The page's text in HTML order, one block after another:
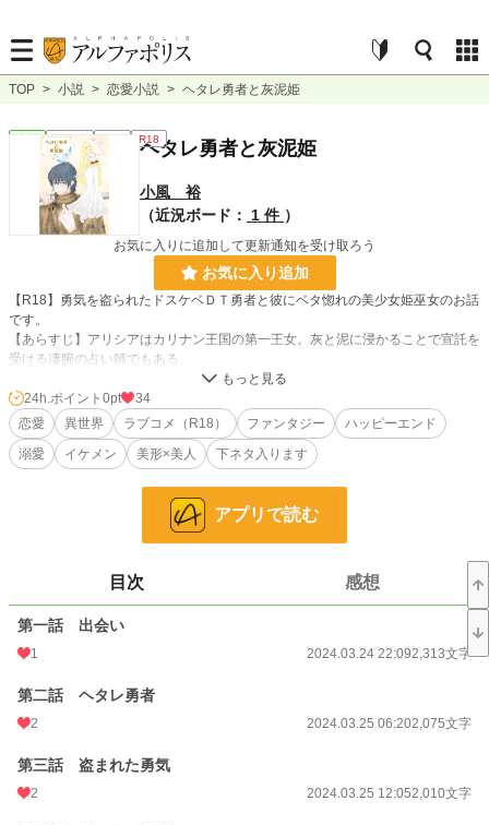
TOP > 小説 > 恋愛小説 > ヘタレ勇者と灰泥姫
連載中 R18
ヘタレ勇者と灰泥姫
小風 裕
（近況ボード：
1 件 ）
お気に入りに追加して更新通知を受け取ろう
お気に入り追加
【R18】勇気を盗られたドスケベＤＴ勇者と彼にベタ惚れの美少女姫巫女のお話
です。
【あらすじ】アリシアはカリナン王国の第一王女。灰と泥に浸かることで宣託を
受ける凄腕の占い師でもある。
ある日アリシアは恐ろしい妖魔に襲われそうになったところを、ベリル王国近衛
師団長、超絶美形の勇者ルースに救われた。
しかしルースは、自分が斬った妖魔の血を悲鳴をあげて怖がるほどのヘタレだっ
た。
ルースは魔法使いに勇気を奪われ、盗られた勇気を取り戻す為の力を借りに、ア
アリシアはルースと共に、異世界モッズに逃げた魔法使いを追いかけて、魔界に
※R15の予定でしたが、糖度をあげたくてR18指定にさせて頂きました。
本作は完全無欠のフィクションです。
◆友人から勇気をもらったので、連載再開させていただきます。
もし待っていて下さった方がいらっしゃいましたら、心から感謝いたします。
作者がヘタレの為、ご迷惑をおかけして申し訳ございませんでした。
小説 228,834 位 / 228,834 件
お気に入り 6
24h.ポイント 0pt
34
恋愛
異世界 ラブコメ（R18） ファンタジー
ハッピーエンド
溺愛
イケメン 美形×美人 下ネタ入ります
アプリで読む
目次 感想
第一話 出会い
1 2024.03.24 22:092,313文字
第二話 ヘタレ勇者
2 2024.03.25 06:202,075文字
第三話 盗まれた勇気
2 2024.03.25 12:052,010文字